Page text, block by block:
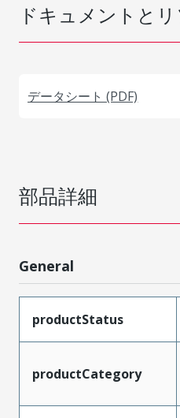
ドキュメントと
データシート (PDF)
部品詳細
General
productStatus
productCategory